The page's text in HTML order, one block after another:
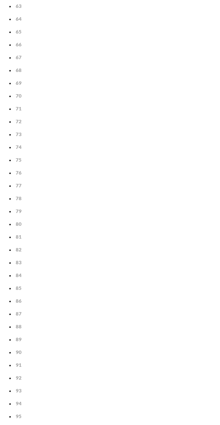
63
64
65
66
67
68
69
70
71
72
73
74
75
76
77
78
79
80
81
82
83
84
85
86
87
88
89
90
91
92
93
94
95